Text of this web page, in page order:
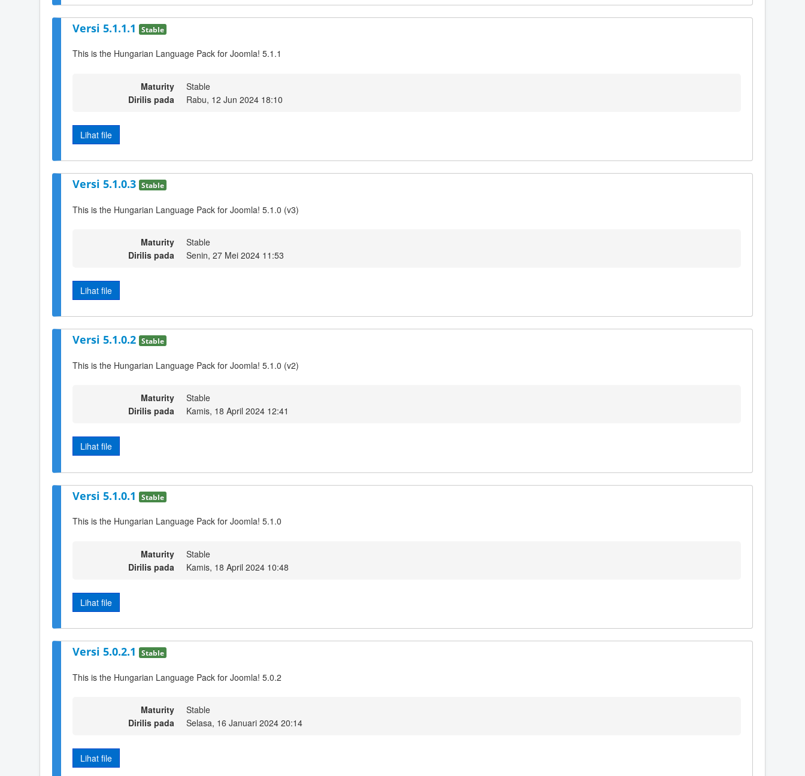
Versi 5.1.1.1 Stable
This is the Hungarian Language Pack for Joomla! 5.1.1
Maturity
Stable
Dirilis pada
Rabu, 12 Jun 2024 18:10
Lihat file
Versi 5.1.0.3 Stable
This is the Hungarian Language Pack for Joomla! 5.1.0 (v3)
Maturity
Stable
Dirilis pada
Senin, 27 Mei 2024 11:53
Lihat file
Versi 5.1.0.2 Stable
This is the Hungarian Language Pack for Joomla! 5.1.0 (v2)
Maturity
Stable
Dirilis pada
Kamis, 18 April 2024 12:41
Lihat file
Versi 5.1.0.1 Stable
This is the Hungarian Language Pack for Joomla! 5.1.0
Maturity
Stable
Dirilis pada
Kamis, 18 April 2024 10:48
Lihat file
Versi 5.0.2.1 Stable
This is the Hungarian Language Pack for Joomla! 5.0.2
Maturity
Stable
Dirilis pada
Selasa, 16 Januari 2024 20:14
Lihat file